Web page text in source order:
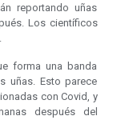
reportando uñas
Los científicos
forma una banda
uñas. Esto parece
con Covid, y
después del